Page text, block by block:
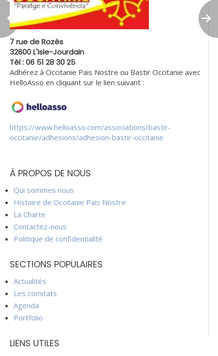
7 rue de Rozès
32600 L'Isle-Jourdain
Tèl : 06 51 28 30 25
Adhérez à Occitanie Pais Nostre ou Bastir Occitanie avec
HelloAsso en cliquant sur le lien suivant :
https://www.helloasso.com/associations/bastir-
occitanie/adhesions/adhesion-bastir-occitanie
À PROPOS DE NOUS
Qui sommes nous
Histoire de Occitanie País Nòstre
La Charte
Contactez-nous
Politique de confidentialité
SECTIONS POPULAIRES
Actualités
Les comitats
Agenda
Portfolio
LIENS UTILES